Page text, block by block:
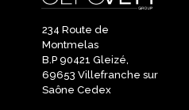
234 Route de
Montmelas
B.P 90421 Gleizé,
69653 Villefranche sur
Saône Cedex